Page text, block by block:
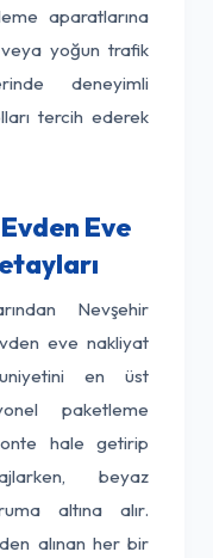
aparatlarına
veya yoğun trafik
deneyimli
tercih ederek
Eve
Nevşehir
eve nakliyat
en üst
paketleme
hale getirip
beyaz
altına alır.
alınan her bir